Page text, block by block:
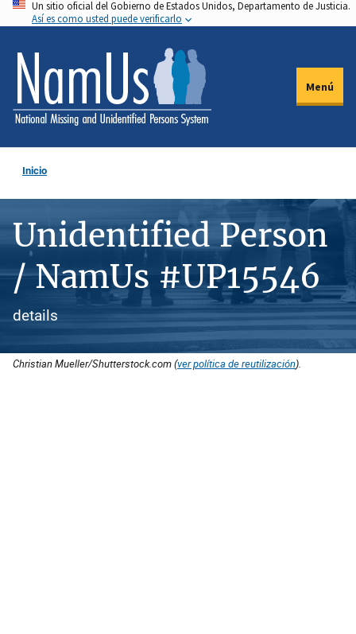
Pasar
al
contenido
principal
Un sitio oficial del Gobierno de Estados Unidos, Departamento de Justicia.
Así es como usted puede verificarlo
Menú
Inicio
Unidentified Person
/ NamUs #UP15546
details
Christian Mueller/Shutterstock.com (ver política de reutilización).